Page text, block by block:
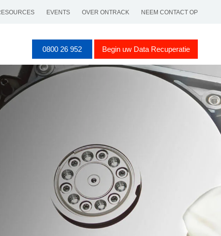
EVENTS OVER ONTRACK NEEM CONTACT OP
0800 26 952 Begin uw Data Recuperatie